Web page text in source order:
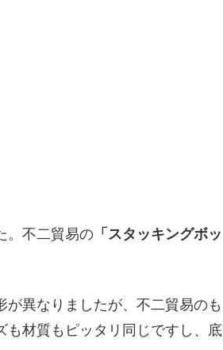
。不二貿易の 「スタッキングボッ
異なりましたが、不二貿易のも
も材質もピッタリ同じですし、底